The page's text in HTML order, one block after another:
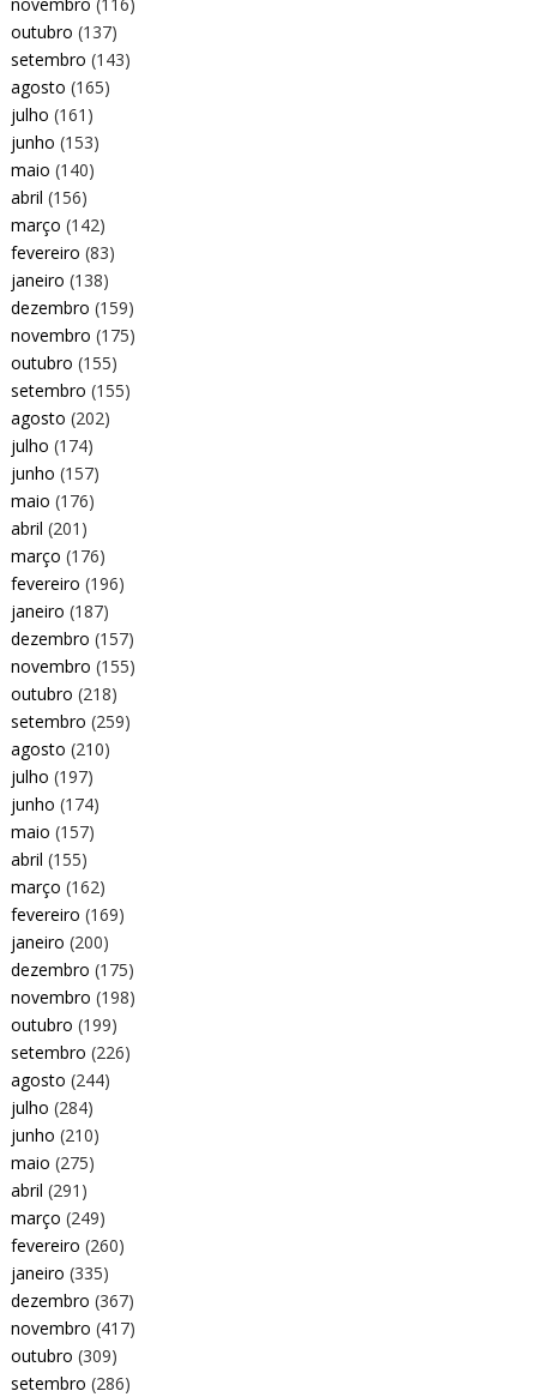
outubro (137)
setembro (143)
agosto (165)
julho (161)
junho (153)
maio (140)
abril (156)
março (142)
fevereiro (83)
janeiro (138)
dezembro (159)
novembro (175)
outubro (155)
setembro (155)
agosto (202)
julho (174)
junho (157)
maio (176)
abril (201)
março (176)
fevereiro (196)
janeiro (187)
dezembro (157)
novembro (155)
outubro (218)
setembro (259)
agosto (210)
julho (197)
junho (174)
maio (157)
abril (155)
março (162)
fevereiro (169)
janeiro (200)
dezembro (175)
novembro (198)
outubro (199)
setembro (226)
agosto (244)
julho (284)
junho (210)
maio (275)
abril (291)
março (249)
fevereiro (260)
janeiro (335)
dezembro (367)
novembro (417)
outubro (309)
setembro (286)